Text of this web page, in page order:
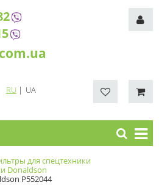
RU| UA
для спецтехники
Donaldson
P552044